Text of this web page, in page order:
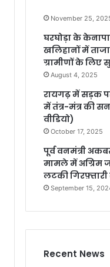
November 25,
घरघोड़ा के
खलिहानों में
ग्रामीणों के लिए
August 4, 2025
रायगढ़ में सड़क
में तंत्र-मंत्र की
वीडियो)
October 17, 2025
पूर्व वनमंत्री
मामले में अग्रिम
लटकी
September 15,
Recent News